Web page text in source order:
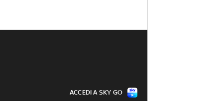
ACCEDI A SKY GO